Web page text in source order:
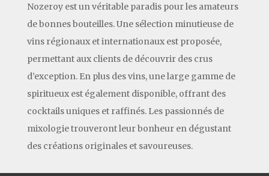
Nozeroy est un véritable paradis pour les amateurs
de bonnes bouteilles. Une sélection minutieuse de
vins régionaux et internationaux est proposée,
permettant aux clients de découvrir des crus
d’exception. En plus des vins, une large gamme de
spiritueux est également disponible, offrant des
cocktails uniques et raffinés. Les passionnés de
mixologie trouveront leur bonheur en dégustant
des créations originales et savoureuses.